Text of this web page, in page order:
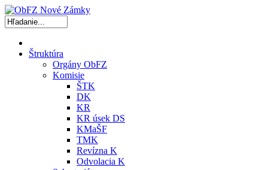
Štruktúra
Orgány ObFZ
Komisie
ŠTK
DK
KR
KR úsek DS
KMaŠF
TMK
Revízna K
Odvolacia K